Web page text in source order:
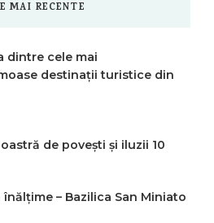
MAI RECENTE
dintre cele mai
destinații turistice din
de povești și iluzii 10
– Bazilica San Miniato